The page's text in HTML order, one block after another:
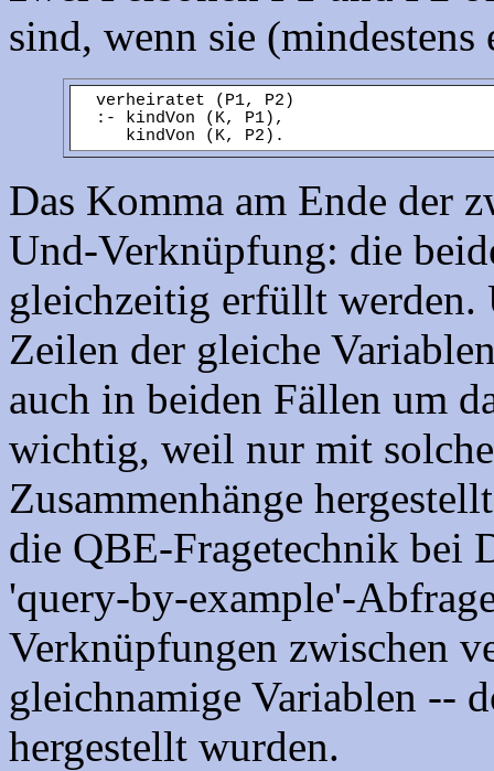
sind, wenn sie
verheiratet (P1, P2)
:- kindVon (K, P1),
kindVon (K, P2).
Das Komma am Ende der
Und-Verknüpfung: die
gleichzeitig erfüllt werden.
Zeilen der gleiche
auch in beiden Fällen um
wichtig, weil nur mit
Zusammenhänge
die QBE-Fragetechnik bei
'query-by-example'-
Verknüpfungen zwischen
gleichnamige Variablen --
hergestellt wurden.